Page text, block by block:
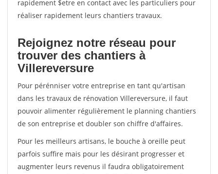
rapidement $etre en contact avec les particuliers pour
réaliser rapidement leurs chantiers travaux.
Rejoignez notre réseau pour
trouver des chantiers à
Villereversure
Pour pérénniser votre entreprise en tant qu'artisan
dans les travaux de rénovation Villereversure, il faut
pouvoir alimenter régulièrement le planning chantiers
de son entreprise et doubler son chiffre d'affaires.
Pour les meilleurs artisans, le bouche à oreille peut
parfois suffire mais pour les désirant progresser et
augmenter leurs revenus il faudra obligatoirement